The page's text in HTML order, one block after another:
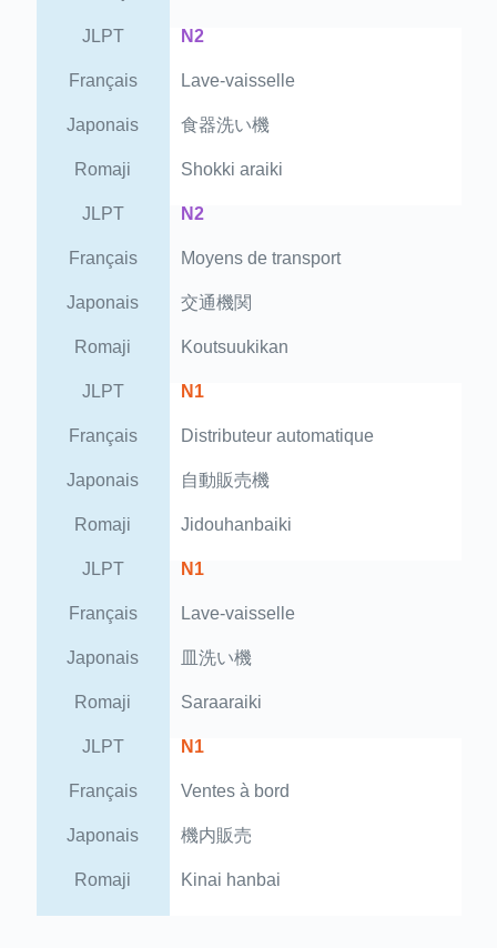
JLPT N2
Français Lave-vaisselle
Japonais 食器洗い機
Romaji Shokki araiki
JLPT N2
Français Moyens de transport
Japonais 交通機関
Romaji Koutsuukikan
JLPT N1
Français Distributeur automatique
Japonais 自動販売機
Romaji Jidouhanbaiki
JLPT N1
Français Lave-vaisselle
Japonais 皿洗い機
Romaji Saraaraiki
JLPT N1
Français Ventes à bord
Japonais 機内販売
Romaji Kinai hanbai